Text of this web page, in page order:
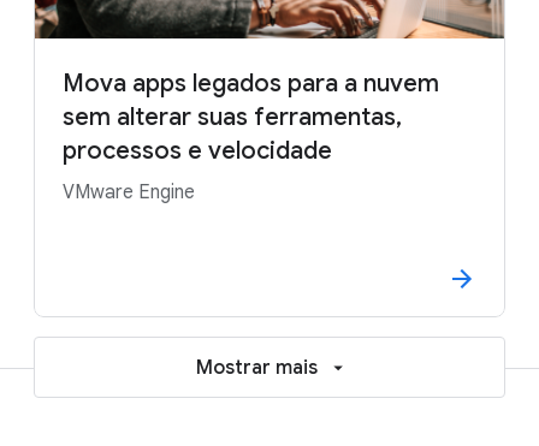
Mova apps legados para a nuvem
sem alterar suas ferramentas,
processos e velocidade
VMware Engine
Mostrar mais